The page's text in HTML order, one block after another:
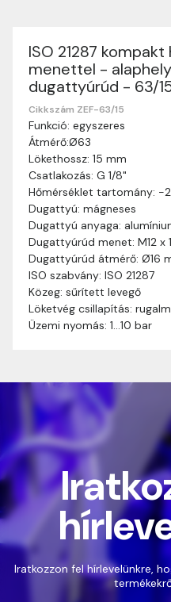
ISO 21287
menettel -
dugattyúrúd - 63/
Cikkszám ZEF-63/15
Funkció: egyszeres
Átmérő:Ø63
Lökethossz: 15 mm
Csatlakozás: G 1/8"
Hőmérséklet tartomány: -
Dugattyú: mágneses
Dugattyú anyaga:
Dugattyúrúd menet: M12 x
Dugattyúrúd átmérő: Ø16
ISO szabvány: ISO 21287
Közeg: sűrített levegő
Löketvég csillapítás:
Üzemi nyomás: 1…10 bar
Szállítási
Nagyon köszönjük, hogy
vásárlásaitokhoz. Az
információinkat, hogy a
zökkenőmentesen
Szállítási idő:
munkanapon belül
valamilyen okból
ideig tart, előre
Szállítási díj: A
és a szállítási cím
díjat a vásárlás
mielőtt a rendelést
Iratkozzon fel hírlevelünkre,